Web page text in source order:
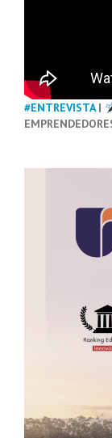
#ENTREVISTA|